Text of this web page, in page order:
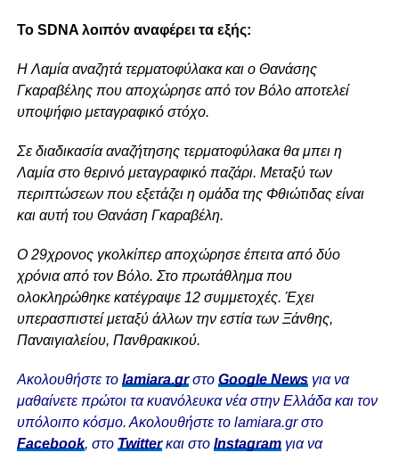
Το SDNA λοιπόν αναφέρει τα εξής:
Η Λαμία αναζητά τερματοφύλακα και ο Θανάσης
Γκαραβέλης που αποχώρησε από τον Βόλο αποτελεί
υποψήφιο μεταγραφικό στόχο.
Σε διαδικασία αναζήτησης τερματοφύλακα θα μπει η
Λαμία στο θερινό μεταγραφικό παζάρι. Μεταξύ των
περιπτώσεων που εξετάζει η ομάδα της Φθιώτιδας είναι
και αυτή του Θανάση Γκαραβέλη.
Ο 29χρονος γκολκίπερ αποχώρησε έπειτα από δύο
χρόνια από τον Βόλο. Στο πρωτάθλημα που
ολοκληρώθηκε κατέγραψε 12 συμμετοχές. Έχει
υπερασπιστεί μεταξύ άλλων την εστία των Ξάνθης,
Παναιγιαλείου, Πανθρακικού.
Ακολουθήστε το lamiara.grστο Google Newsγια να
μαθαίνετε πρώτοι τα κυανόλευκα νέα στην Ελλάδα και τον
υπόλοιπο κόσμο. Ακολουθήστε το lamiara.gr στο
Facebook, στο Twitterκαι στο Instagram για να